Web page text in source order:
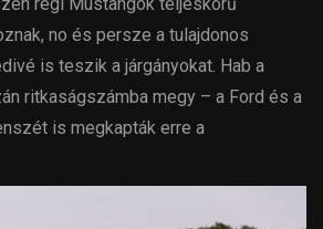
no és persze a tulajdonos
is teszik a járgányokat. Hab a
ritkaságszámba megy – a Ford és a
is megkapták erre a